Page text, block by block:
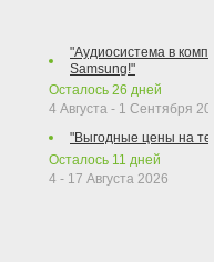
"Аудиосистема в
Samsung!"
Осталось 26 дней
4 Августа - 1 Сентября
"Выгодные цены на
Осталось 11 дней
4 - 17 Августа 2026